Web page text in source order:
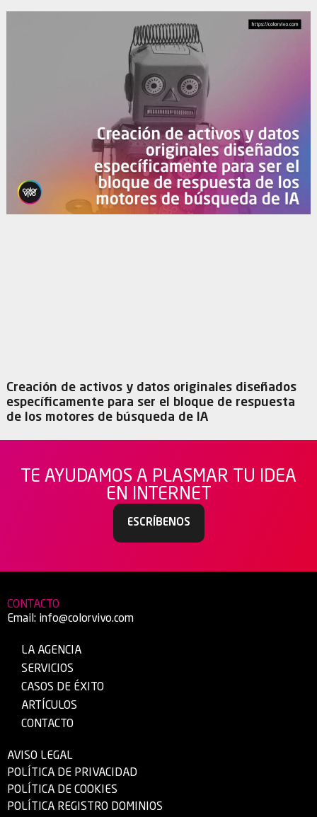
Creación de activos y datos originales diseñados
específicamente para ser el bloque de respuesta
de los motores de búsqueda de IA
TE AYUDAMOS A PLASMAR TU IDEA
EN INTERNET
ESCRÍBENOS
CONTACTO
Email: info@colorvivo.com
LA AGENCIA
SERVICIOS
CASOS DE ÉXITO
ARTÍCULOS
CONTACTO
AVISO LEGAL
POLÍTICA DE PRIVACIDAD
POLÍTICA DE COOKIES
POLÍTICA REGISTRO DOMINIOS